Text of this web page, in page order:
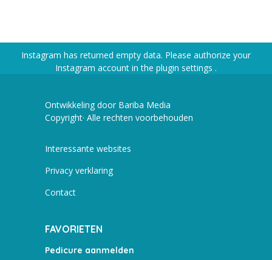
Instagram has returned empty data. Please authorize your
Instagram account in the plugin settings .
Ontwikkeling door Bariba Media
Copyright· Alle rechten voorbehouden
Interessante websites
Privacy verklaring
Contact
FAVORIETEN
Pedicure aanmelden